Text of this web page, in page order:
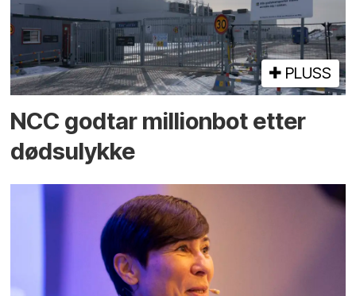
PLUSS
NCC godtar millionbot etter
dødsulykke